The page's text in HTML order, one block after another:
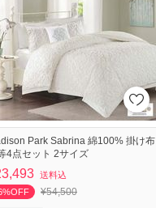
Park Sabrina 綿100% 掛け布
4点セット 2サイズ
送料込
¥54,500